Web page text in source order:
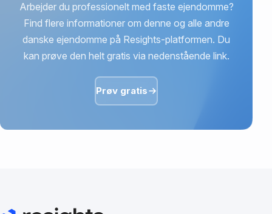
Arbejder du professionelt med faste ejendomme?
Find flere informationer om denne og alle andre
danske ejendomme på Resights-platformen. Du
kan prøve den helt gratis via nedenstående link.
Prøv gratis